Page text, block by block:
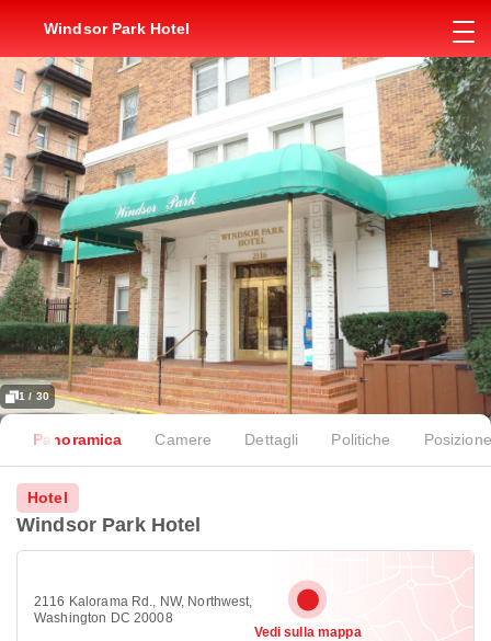
Windsor Park Hotel
1 / 30
Panoramica Camere Dettagli Politiche Posizione
Hotel
Windsor Park Hotel
2116 Kalorama Rd., NW, Northwest,
Washington DC 20008
Vedi sulla mappa